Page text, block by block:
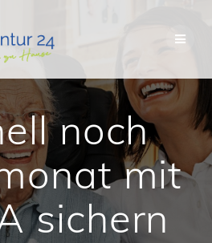
content
noch
mit
sichern